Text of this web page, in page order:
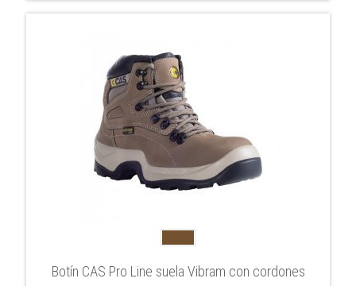
Botín CAS Pro Line suela Vibram con cordones